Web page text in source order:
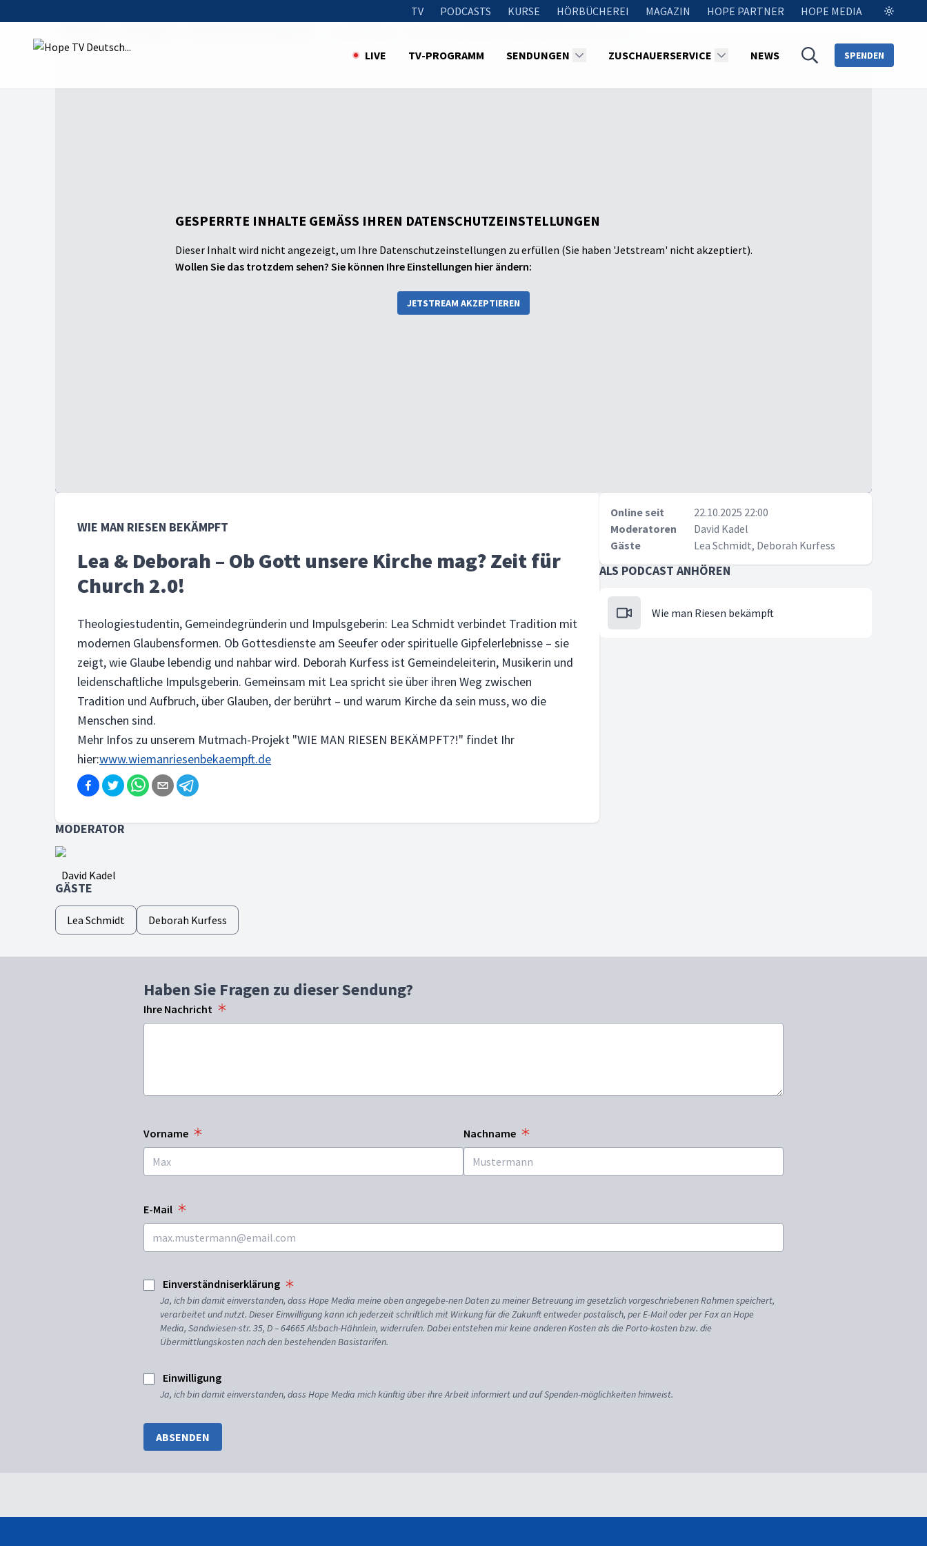
TV PODCASTS KURSE HÖRBÜCHEREI MAGAZIN HOPE PARTNER HOPE MEDIA
LIVE TV-PROGRAMM SENDUNGEN ZUSCHAUERSERVICE NEWS SPENDEN
GESPERRTE INHALTE GEMÄSS IHREN DATENSCHUTZEINSTELLUNGEN
Dieser Inhalt wird nicht angezeigt, um Ihre Datenschutzeinstellungen zu erfüllen (Sie haben 'Jetstream' nicht akzeptiert).
Wollen Sie das trotzdem sehen? Sie können Ihre Einstellungen hier ändern:
JETSTREAM AKZEPTIEREN
WIE MAN RIESEN BEKÄMPFT
Lea & Deborah – Ob Gott unsere Kirche mag? Zeit für
Church 2.0!
Theologiestudentin, Gemeindegründerin und Impulsgeberin: Lea Schmidt verbindet Tradition mit
modernen Glaubensformen. Ob Gottesdienste am Seeufer oder spirituelle Gipfelerlebnisse – sie
zeigt, wie Glaube lebendig und nahbar wird. Deborah Kurfess ist Gemeindeleiterin, Musikerin und
leidenschaftliche Impulsgeberin. Gemeinsam mit Lea spricht sie über ihren Weg zwischen
Tradition und Aufbruch, über Glauben, der berührt – und warum Kirche da sein muss, wo die
Menschen sind.
Mehr Infos zu unserem Mutmach-Projekt "WIE MAN RIESEN BEKÄMPFT?!" findet Ihr
hier:www.wiemanriesenbekaempft.de
MODERATOR
David Kadel
GÄSTE
Lea Schmidt Deborah Kurfess
Online seit
22.10.2025 22:00
Moderatoren
David Kadel
Gäste
Lea Schmidt, Deborah Kurfess
ALS PODCAST ANHÖREN
Wie man Riesen bekämpft
Haben Sie Fragen zu dieser Sendung?
Ihre Nachricht
Vorname Nachname
E-Mail
Einverständniserklärung
Ja, ich bin damit einverstanden, dass Hope Media meine oben angegebe-nen Daten zu meiner Betreuung im gesetzlich vorgeschriebenen Rahmen speichert,
verarbeitet und nutzt. Dieser Einwilligung kann ich jederzeit schriftlich mit Wirkung für die Zukunft entweder postalisch, per E-Mail oder per Fax an Hope
Media, Sandwiesen-str. 35, D – 64665 Alsbach-Hähnlein, widerrufen. Dabei entstehen mir keine anderen Kosten als die Porto-kosten bzw. die
Übermittlungskosten nach den bestehenden Basistarifen.
Einwilligung
Ja, ich bin damit einverstanden, dass Hope Media mich künftig über ihre Arbeit informiert und auf Spenden-möglichkeiten hinweist.
ABSENDEN